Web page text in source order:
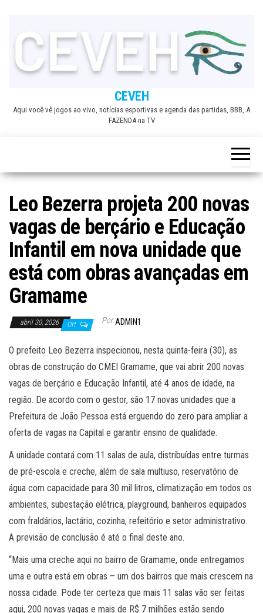
CEVEH
Aqui você vê jogos ao vivo, notícias esportivas e agenda das partidas, BBB, A
FAZENDA na TV
Leo Bezerra projeta 200 novas
vagas de berçário e Educação
Infantil em nova unidade que
está com obras avançadas em
Gramame
abril 30, 2026 Off Por ADMIN1
O prefeito Leo Bezerra inspecionou, nesta quinta-feira (30), as
obras de construção do CMEI Gramame, que vai abrir 200 novas
vagas de berçário e Educação Infantil, até 4 anos de idade, na
região. De acordo com o gestor, são 17 novas unidades que a
Prefeitura de João Pessoa está erguendo do zero para ampliar a
oferta de vagas na Capital e garantir ensino de qualidade.
A unidade contará com 11 salas de aula, distribuídas entre turmas
de pré-escola e creche, além de sala multiuso, reservatório de
água com capacidade para 30 mil litros, climatização em todos os
ambientes, subestação elétrica, playground, banheiros equipados
com fraldários, lactário, cozinha, refeitório e setor administrativo.
A previsão de conclusão é até o final deste ano.
“Mais uma creche aqui no bairro de Gramame, onde entregamos
uma e outra está em obras – um dos bairros que mais crescem na
nossa cidade. Pode ter certeza que mais 11 salas vão ser feitas
aqui, 200 novas vagas e mais de R$ 7 milhões estão sendo